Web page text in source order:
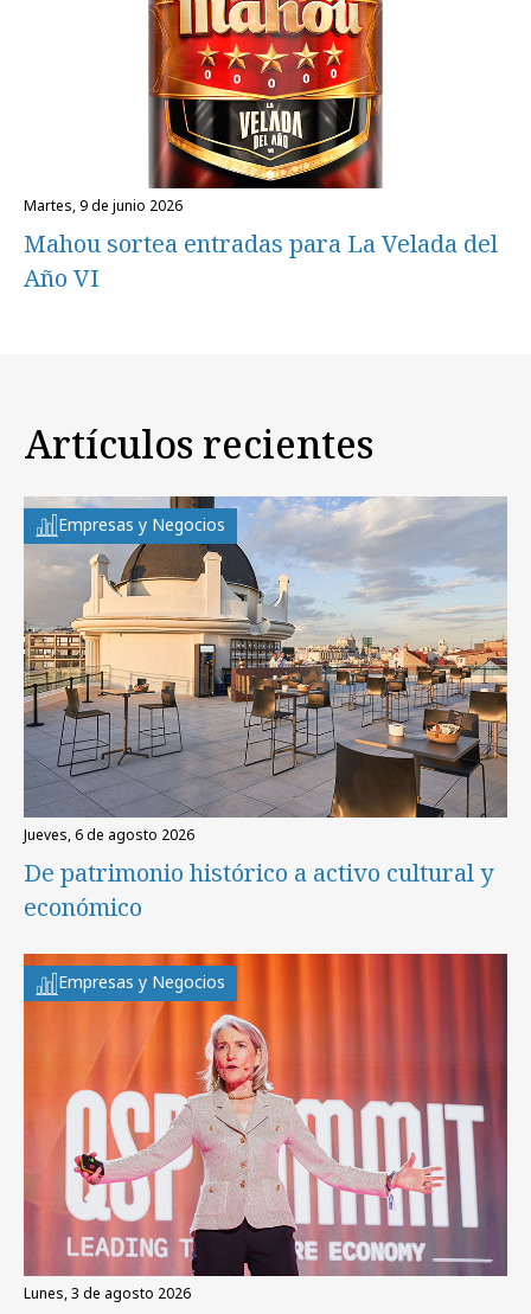
martes, 9 de junio 2026
Mahou sortea entradas para La Velada del
Año VI
Artículos recientes
Empresas y Negocios
jueves, 6 de agosto 2026
De patrimonio histórico a activo cultural y
económico
Empresas y Negocios
lunes, 3 de agosto 2026